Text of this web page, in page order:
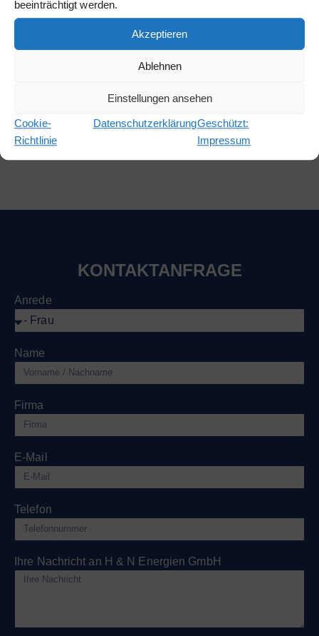
beeinträchtigt werden.
Akzeptieren
Ablehnen
Einstellungen ansehen
Cookie-
Richtlinie
DatenschutzerklärungGeschützt:
Impressum
den manuellen Start. Optionsmöglichkeiten für den
anderem dem passenden Zubehör entnehmen. Gerne
lassen Sie nicht im Dunkeln stehen!
Angebot anfordern
KONTAKTANFRAGE
Anrede
Name
Firma
E-Mail
Telefon
Ihre Nachricht an H & N Energien GmbH